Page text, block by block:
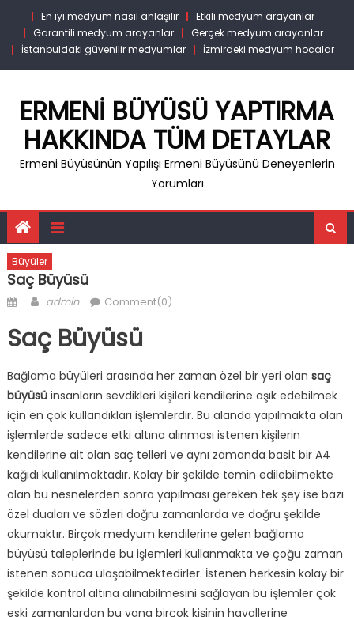
content
En iyi medyum nasıl anlaşılır
Etkili medyum arayanlar
Garantili medyum arayanlar
Gerçek medyum arayanlar
İstanbuldaki güvenilir medyumlar
İzmirdeki medyum hocalar
ERMENI BÜYÜSÜ YAPTIRMA
HAKKINDA TÜM DETAYLAR
Ermeni Büyüsünün Yapılışı Ermeni Büyüsünü Deneyenlerin
Yorumları
Büyüler
Saç Büyüsü
PostedAuthor
admin Comment(0)
Saç Büyüsü
Bağlama büyüleri arasında her zaman özel bir yeri olan saç
büyüsüinsanların sevdikleri kişileri kendilerine aşık edebilmek
için en çok kullandıkları işlemlerdir. Bu alanda yapılmakta olan
işlemlerde sadece etki altına alınması istenen kişilerin
kendilerine ait olan saç telleri ve aynı zamanda basit bir A4
kağıdı kullanılmaktadır. Kolay bir şekilde temin edilebilmekte
olan bu nesnelerden sonra yapılması gereken tek şey ise bazı
özel duaları ve sözleri doğru zamanlarda ve doğru şekilde
okumaktır. Birçok medyum kendilerine gelen bağlama
büyüsü taleplerinde bu işlemleri kullanmakta ve çoğu zaman
istenen sonuca ulaşabilmektedirler. İstenen herkesin kolay bir
şekilde kontrol altına alınabilmesini sağlayan bu işlemler çok
eski zamanlardan bu yana birçok kişinin hayallerine